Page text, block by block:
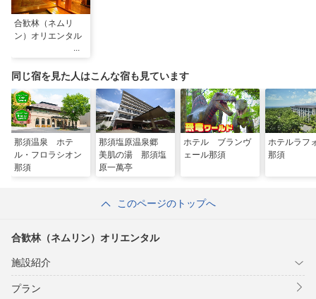
合歓林（ネムリ
ン）オリエンタル
同じ宿を見た人はこんな宿も見ています
那須温泉 ホテ
ル・フロラシオン
那須
那須塩原温泉郷
美肌の湯 那須塩
原一萬亭
ホテル ブランヴ
ェール那須
ホテルラフ
那須
このページのトップへ
合歓林（ネムリン）オリエンタル
施設紹介
プラン